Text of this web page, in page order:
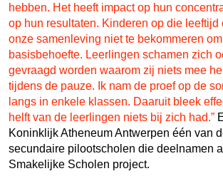
hebben. Het heeft impact op hun
op hun resultaten. Kinderen op die leeftijd
onze samenleving niet te bekommeren
basisbehoefte. Leerlingen schamen zich
gevraagd worden waarom zij niets mee
tijdens de pauze. Ik nam de proef op de
langs in enkele klassen. Daaruit bleek
helft van de leerlingen niets bij zich had.”
Koninklijk Atheneum Antwerpen één van
secundaire pilootscholen die deelnamen
Smakelijke Scholen project.